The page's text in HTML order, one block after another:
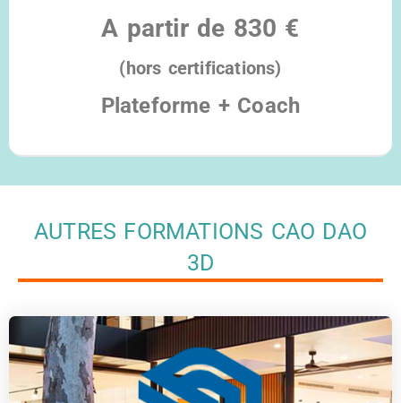
A partir de 830 €
(hors certifications)
Plateforme + Coach
AUTRES FORMATIONS CAO DAO
3D